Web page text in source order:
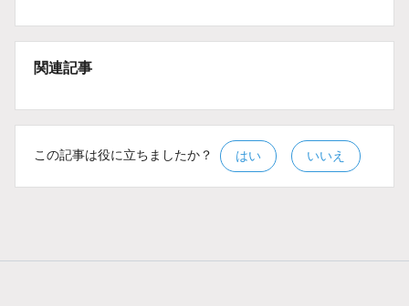
関連記事
この記事は役に立ちましたか？ はい いいえ